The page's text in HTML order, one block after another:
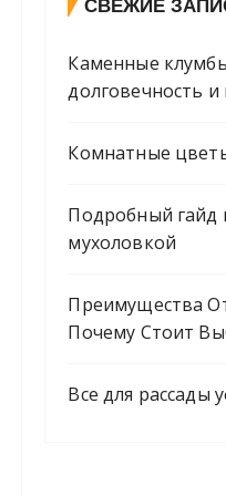
СВЕЖИЕ
Каменные
долговечность
Комнатные
Подробный гайд
мухоловкой
Преимущества
Почему Стоит
Все для рассады